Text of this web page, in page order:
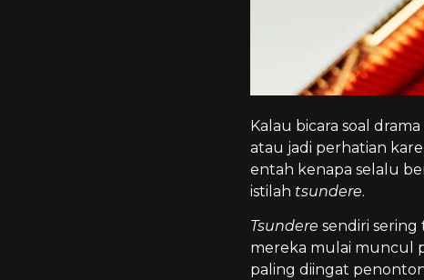
Kalau bicara soal
atau jadi perhatian
entah kenapa selalu
istilah tsundere.
Tsundere sendiri sering
mereka mulai muncul
paling diingat